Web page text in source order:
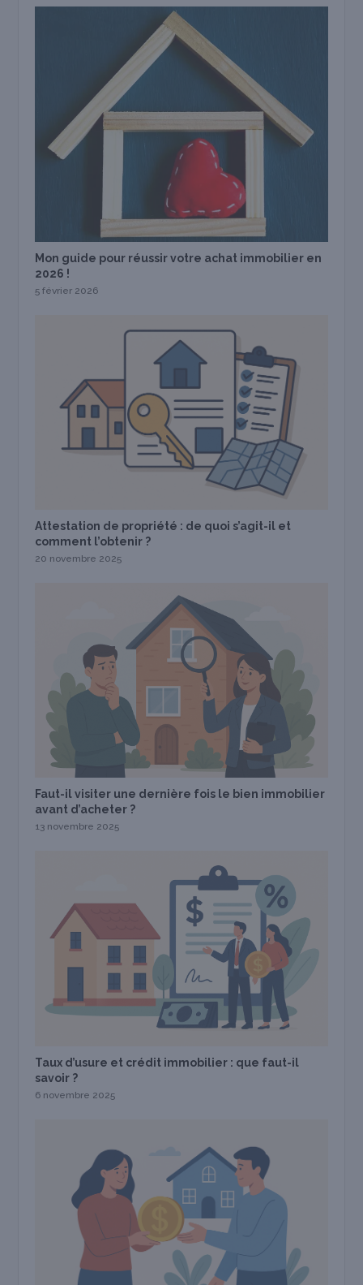
Mon guide pour réussir votre achat immobilier en
2026 !
5 février 2026
Attestation de propriété : de quoi s’agit-il et
comment l’obtenir ?
20 novembre 2025
Faut-il visiter une dernière fois le bien immobilier
avant d’acheter ?
13 novembre 2025
Taux d’usure et crédit immobilier : que faut-il
savoir ?
6 novembre 2025